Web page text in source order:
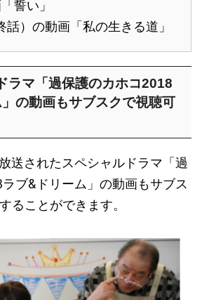
誓い」
話）の動画「私の生きる道」
ラマ「過保護のカホコ2018
の動画もサブスクで視聴可
送されたスペシャルドラマ「過
ブ&ドリーム」の動画もサブス
ることができます。